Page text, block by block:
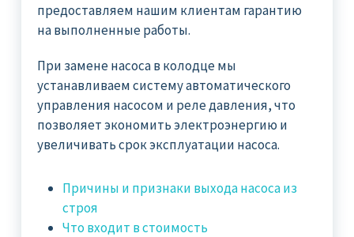
предоставляем нашим клиентам гарантию
на выполненные работы.
При замене насоса в колодце мы
устанавливаем систему автоматического
управления насосом и реле давления, что
позволяет экономить электроэнергию и
увеличивать срок эксплуатации насоса.
Причины и признаки выхода насоса из
строя
Что входит в стоимость